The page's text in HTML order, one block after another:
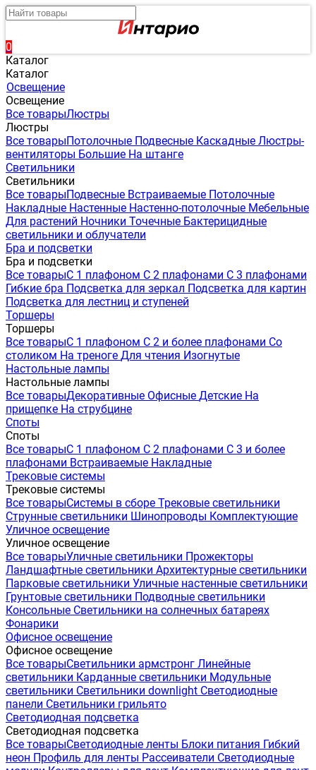
0
Каталог
Каталог
Освещение
Освещение
Все товарыЛюстры
Люстры
Все товарыПотолочные Подвесные Каскадные Люстры-
вентиляторы Большие На штанге
Светильники
Светильники
Все товарыПодвесные Встраиваемые Потолочные
Накладные Настенные Настенно-потолочные Мебельные
Для растений Ночники Точечные Бактерицидные
светильники и облучатели
Бра и подсветки
Бра и подсветки
Все товарыС 1 плафоном С 2 плафонами С 3 плафонами
Гибкие бра Подсветка для зеркал Подсветка для картин
Подсветка для лестниц и ступеней
Торшеры
Торшеры
Все товарыС 1 плафоном С 2 и более плафонами Со
столиком На треноге Для чтения Изогнутые
Настольные лампы
Настольные лампы
Все товарыДекоративные Офисные Детские На
прищепке На струбцине
Споты
Споты
Все товарыС 1 плафоном С 2 плафонами С 3 и более
плафонами Встраиваемые Накладные
Трековые системы
Трековые системы
Все товарыСистемы в сборе Трековые светильники
Струнные светильники Шинопроводы Комплектующие
Уличное освещение
Уличное освещение
Все товарыУличные светильники Прожекторы
Ландшафтные светильники Архитектурные светильники
Парковые светильники Уличные настенные светильники
Грунтовые светильники Подводные светильники
Консольные Светильники на солнечных батареях
Фонарики
Офисное освещение
Офисное освещение
Все товарыСветильники армстронг Линейные
светильники Карданные светильники Модульные
светильники Светильники downlight Светодиодные
панели Светильники грильято
Светодиодная подсветка
Светодиодная подсветка
Все товарыСветодиодные ленты Блоки питания Гибкий
неон Профиль для ленты Рассеиватели Светодиодные